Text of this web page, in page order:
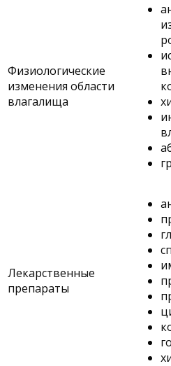
Физиологические
изменения области
влагалища
Лекарственные
препараты